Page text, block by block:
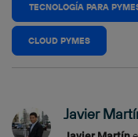
TECNOLOGÍA PARA
CLOUD PYMES
Javier